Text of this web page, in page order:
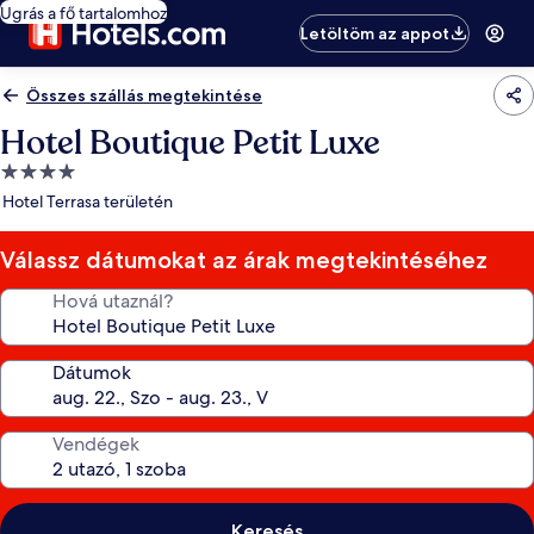
Ugrás a fő tartalomhoz
Letöltöm az appot
Összes szállás megtekintése
Hotel Boutique Petit Luxe
4.0
csillagos
Hotel Terrasa területén
Válassz dátumokat az árak megtekintéséhez
Hová utaznál?
Dátumok
Vendégek